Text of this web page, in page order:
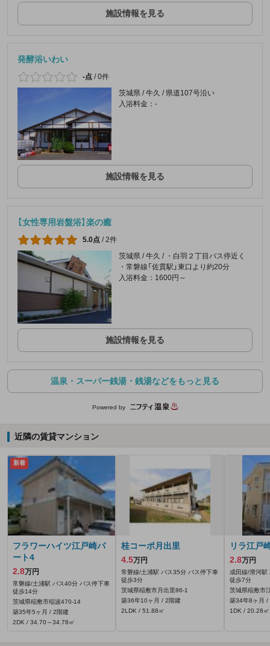
施設情報を見る
発酵浴いわい
-点 /0件
茨城県 / 牛久 / 県道107号沿い
入浴料金：-
施設情報を見る
【女性専用岩盤浴】楽の癒
5.0点 /2件
茨城県 / 牛久 / ・白羽２丁目バス停近く
・常磐線「佐貫駅」東口より約20分
入浴料金：1600円～
施設情報を見る
温泉・スーパー銭湯・銭湯などをもっと見る
Powered by
近隣の賃貸マンション
新着
フラワーハイツ江戸崎パ
ート4
2.8万円
常磐線/土浦駅 バス40分 バス停下車
徒歩14分
茨城県稲敷市稲波470‐14
築35年5ヶ月 / 2階建
2DK / 34.70～34.78㎡
桂コーポ月出里
4.5万円
常磐線/土浦駅 バス35分 バス停下車
徒歩3分
茨城県稲敷市月出里86‐1
築36年10ヶ月 / 2階建
2LDK / 51.88㎡
リラ江戸
2.8万円
成田線/滑河駅
徒歩7分
茨城県稲敷市
築34年8ヶ月 /
1DK / 20.28㎡